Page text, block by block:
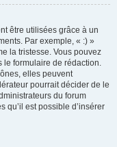
être utilisées grâce à un
Par exemple, « :) »
la tristesse. Vous pouvez
le formulaire de rédaction.
elles peuvent
pourrait décider de le
du forum
qu’il est possible d’insérer